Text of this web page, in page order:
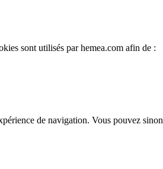
sont utilisés par hemea.com afin de :
de navigation. Vous pouvez